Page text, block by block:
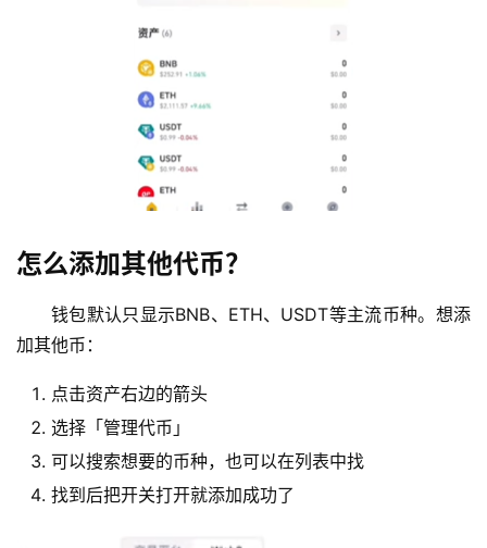
币
新
闻
行
怎么添加其他代币？
钱包默认只显示BNB、ETH、USDT等主流币种。想添
加其他币：
点击资产右边的箭头
选择「管理代币」
可以搜索想要的币种，也可以在列表中找
找到后把开关打开就添加成功了